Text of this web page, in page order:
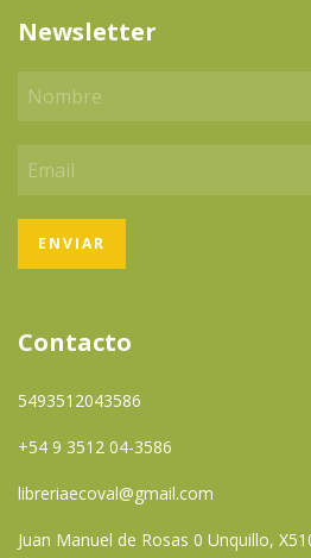
Newsletter
Contacto
5493512043586
+54 9 3512 04-3586
libreriaecoval@gmail.com
Juan Manuel de Rosas 0 Unquillo,